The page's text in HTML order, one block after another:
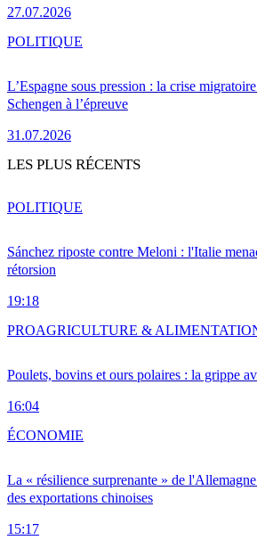
27.07.2026
L’Espagne sous pression : la crise
Schengen à l’épreuve
31.07.2026
POLITIQUE
LES PLUS RÉCENTS
Sánchez riposte contre Meloni : l'Italie
rétorsion
19:18
POLITIQUE
Poulets, bovins et ours polaires : la grippe
16:04
PROAGRICULTURE &
La « résilience surprenante » de
des exportations chinoises
15:17
ÉCONOMIE